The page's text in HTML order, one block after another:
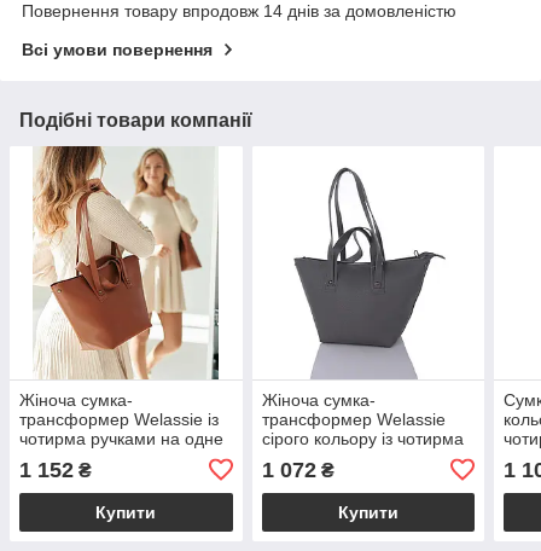
Повернення товару впродовж 14 днів за домовленістю
Всі умови повернення
Подібні товари компанії
Жіноча сумка-
трансформер Welassie із
чотирма ручками на одне
рудого кольору «Лінда»
1 152 ₴
Купити
Жіноча сумка-
трансформер Welassie
сірого кольору із чотирма
відділення з екошкіри
«Лінда»
1 072₴
Купити
1